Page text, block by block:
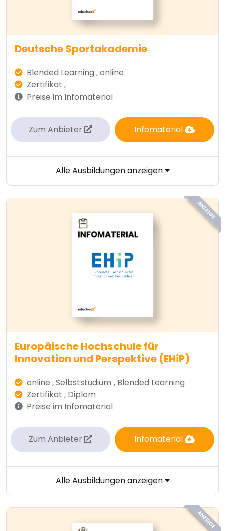
Deutsche Sportakademie
Blended Learning , online
Zertifikat ,
Preise im Infomaterial
Zum Anbieter Infomaterial
Alle Ausbildungen anzeigen
ANZEIGE
Europäische Hochschule für
Innovation und Perspektive (EHiP)
online , Selbststudium , Blended Learning
Zertifikat , Diplom
Preise im Infomaterial
Zum Anbieter Infomaterial
Alle Ausbildungen anzeigen
ANZEIGE